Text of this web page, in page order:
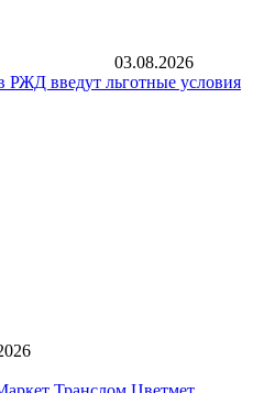
03.08.2026
РЖД введут льготные условия